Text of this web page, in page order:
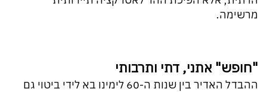
מרשימה.
"חופש" אתני, דתי ותרבותי
ההבדל האדיר בין שנות ה-60 לימינו בא לידי ביטוי גם